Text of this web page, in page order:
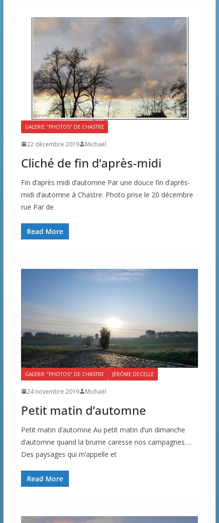
GALERIE "PHOTOS" DE CHASTRE
22 décembre 2019 Michaël
Cliché de fin d’après-midi
Fin d’après midi d’automne Par une douce fin d’après-
midi d’automne à Chastre. Photo prise le 20 décembre
rue Par de
Read More
GALERIE "PHOTOS" DE CHASTRE JÉRÔME DECELLE
24 novembre 2019 Michaël
Petit matin d’automne
Petit matin d’automne Au petit matin d’un dimanche
d’automne quand la brume caresse nos campagnes….
Des paysages qui m’appelle et
Read More